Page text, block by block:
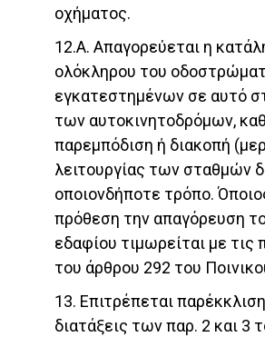
οχήματος.
12.Α. Απαγορεύεται η
ολόκληρου του
εγκατεστημένων σε αυτό
των αυτοκινητοδρόμων,
παρεμπόδιση ή διακοπή
λειτουργίας των σταθμών
οποιονδήποτε τρόπο.
πρόθεση την απαγόρευση
εδαφίου τιμωρείται με τις
του άρθρου 292 του
13. Επιτρέπεται
διατάξεις των παρ. 2 και 3